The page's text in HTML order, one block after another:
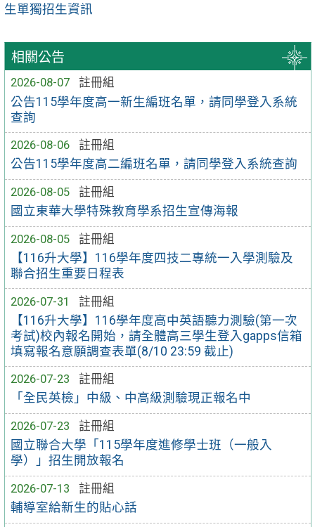
相關公告
2026-08-07
註冊組
公告115學年度高一新生編班名單，請同學登入系統
查詢
2026-08-06
註冊組
公告115學年度高二編班名單，請同學登入系統查詢
2026-08-05
註冊組
國立東華大學特殊教育學系招生宣傳海報
2026-08-05
註冊組
【116升大學】116學年度四技二專統一入學測驗及
聯合招生重要日程表
2026-07-31
註冊組
【116升大學】116學年度高中英語聽力測驗(第一次
考試)校內報名開始，請全體高三學生登入gapps信箱
填寫報名意願調查表單(8/10 23:59 截止)
2026-07-23
註冊組
「全民英檢」中級、中高級測驗現正報名中
2026-07-23
註冊組
國立聯合大學「115學年度進修學士班（一般入
學）」招生開放報名
2026-07-13
註冊組
輔導室給新生的貼心話
生單獨招生資訊